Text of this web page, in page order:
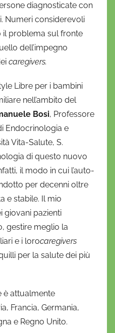
diagnosticate con
Numeri considerevoli
il problema sul fronte
dell’impegno
caregivers.
Libre per i bambini
nell’ambito del
Bosi, Professore
Endocrinologia e
Vita-Salute, S.
di questo nuovo
il modo in cui l’auto-
per decenni oltre
e stabile. Il mio
giovani pazienti
gestire meglio la
e i lorocaregivers
per la salute dei più
è attualmente
Francia, Germania,
e Regno Unito.